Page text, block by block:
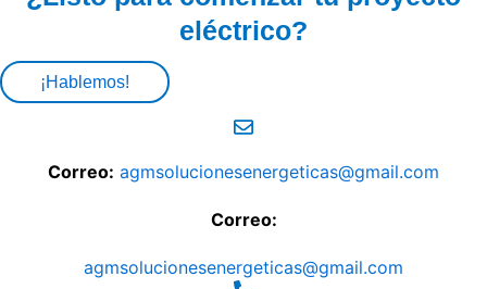
eléctrico?
¡Hablemos!
Correo: agmsolucionesenergeticas@gmail.com
Correo:
agmsolucionesenergeticas@gmail.com